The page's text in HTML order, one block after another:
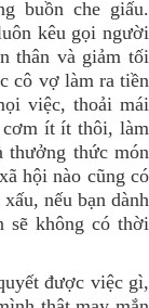
buồn che giấu.
kêu gọi người
thân và giảm tối
cô vợ làm ra tiền
việc, thoải mái
cơm ít ít thôi, làm
thưởng thức món
hội nào cũng có
nếu bạn dành
sẽ không có thời
được việc gì,